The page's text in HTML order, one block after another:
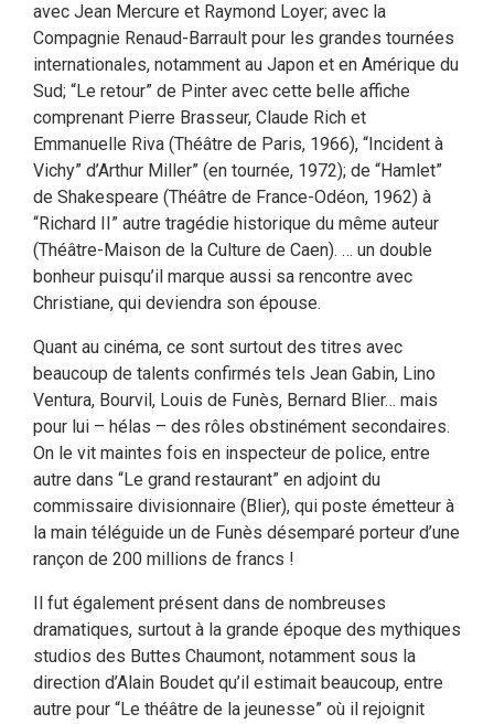
avec Jean Mercure et Raymond Loyer; avec la
Compagnie Renaud-Barrault pour les grandes tournées
internationales, notamment au Japon et en Amérique du
Sud; “Le retour” de Pinter avec cette belle affiche
comprenant Pierre Brasseur, Claude Rich et
Emmanuelle Riva (Théâtre de Paris, 1966), “Incident à
Vichy” d’Arthur Miller” (en tournée, 1972); de “Hamlet”
de Shakespeare (Théâtre de France-Odéon, 1962) à
“Richard II” autre tragédie historique du même auteur
(Théâtre-Maison de la Culture de Caen). … un double
bonheur puisqu’il marque aussi sa rencontre avec
Christiane, qui deviendra son épouse.
Quant au cinéma, ce sont surtout des titres avec
beaucoup de talents confirmés tels Jean Gabin, Lino
Ventura, Bourvil, Louis de Funès, Bernard Blier… mais
pour lui – hélas – des rôles obstinément secondaires.
On le vit maintes fois en inspecteur de police, entre
autre dans “Le grand restaurant” en adjoint du
commissaire divisionnaire (Blier), qui poste émetteur à
la main téléguide un de Funès désemparé porteur d’une
rançon de 200 millions de francs !
Il fut également présent dans de nombreuses
dramatiques, surtout à la grande époque des mythiques
studios des Buttes Chaumont, notamment sous la
direction d’Alain Boudet qu’il estimait beaucoup, entre
autre pour “Le théâtre de la jeunesse” où il rejoignit